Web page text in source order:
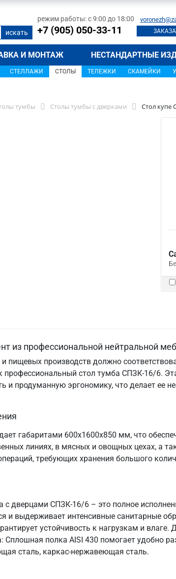
режим работы: с 9:00 до 18:00
+7 (905) 050-33-11
И МОНТАЖ НЕСТАНДАРТНЫЕ
СТЕЛЛАЖИ СТОЛЫ ТЕЛЕЖКИ СКАМЕЙКИ
тумбы Столы тумбы с дверками Стол купе
из профессиональной нейтральной
пищевых производств должно
стол тумба СПЗК-16/6.
и продуманную эргономику, что делает
габаритами 600х1600х850 мм, что
линиях, в мясных и овощных цехах, а
требующих хранения большого
с дверцами СПЗК-16/6 – это полное
и выдерживает интенсивные санитарные
устойчивость к нагрузкам и
Сплошная полка AISI 430 помогает удобно
сталь, каркас-нержавеющая сталь.